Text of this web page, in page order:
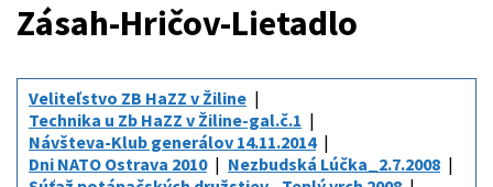
Zásah-Hričov-Lietadlo
Veliteľstvo ZB HaZZ v Žiline
Technika u Zb HaZZ v Žiline-gal.č.1
Návšteva-Klub generálov 14.11.2014
Dni NATO Ostrava 2010
Nezbudská Lúčka_2.7.2008